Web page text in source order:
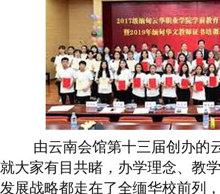
由云南会馆第十三届创办的
就大家有目共睹，办学理念、教
发展战略都走在了全缅华校前列